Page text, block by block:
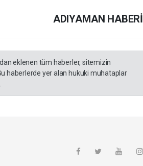
ADIYAMAN HABERİ
eklenen tüm haberler, sitemizin
haberlerde yer alan hukuki muhataplar